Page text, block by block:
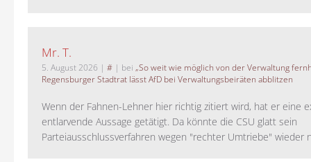
Mr. T.
5. August 2026 | # | bei „So weit wie möglich von der Verwaltung
Regensburger Stadtrat lässt AfD bei Verwaltungsbeiräten abblitzen
Wenn der Fahnen-Lehner hier richtig zitiert wird, hat er eine
entlarvende Aussage getätigt. Da könnte die CSU glatt sein
Parteiausschlussverfahren wegen "rechter Umtriebe" wieder